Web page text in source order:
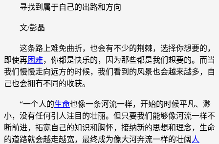
寻找到属于自己的出路和方向
文/彭晶
这条路上难免曲折，也会有不少的荆棘，选择你想要的，
即使再困难，你都是快乐的，因为那些都是我们想要的。而当
我们慢慢走向远方的时候，我们看到的风景也会越来越多，自
己也会拥有不同的收获。
“一个人的生命也像一条河流一样，开始的时候平凡、渺
小，没有任何引人注目的壮丽。但只要我们能够像河流一样不
断前进，拓宽自己的知识和胸怀，接纳新的思想和理念，生命
的道路就会越走越宽，最终成为像大河奔流一样的壮阔 人